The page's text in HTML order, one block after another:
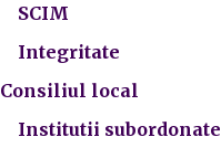
SCIM
Integritate
Consiliul local
Institutii subordonate